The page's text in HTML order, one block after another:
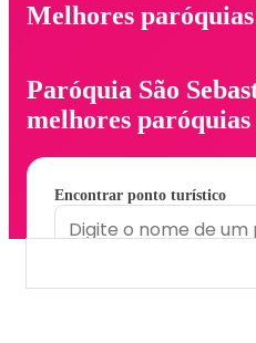
Melhores
Paróquia São
melhores
Encontrar ponto turístico